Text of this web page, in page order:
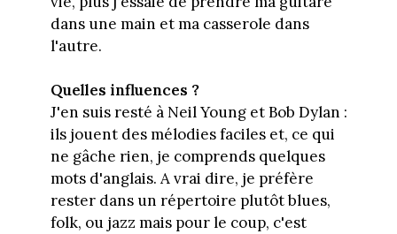
dans une main et ma casserole dans
l'autre.
Quelles influences ?
J'en suis resté à Neil Young et Bob Dylan :
ils jouent des mélodies faciles et, ce qui
ne gâche rien, je comprends quelques
mots d'anglais. A vrai dire, je préfère
rester dans un répertoire plutôt blues,
folk, ou jazz mais pour le coup, c'est